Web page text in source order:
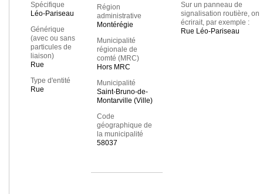
Spécifique
Léo-Pariseau
Générique
(avec ou sans
particules de
liaison)
Rue
Type d'entité
Rue
Région
administrative
Montérégie
Municipalité
régionale de
comté (MRC)
Hors MRC
Municipalité
Saint-Bruno-de-
Montarville (Ville)
Code
géographique de
la municipalité
58037
Sur un panneau de
signalisation routière, on
écrirait, par exemple :
Rue Léo-Pariseau